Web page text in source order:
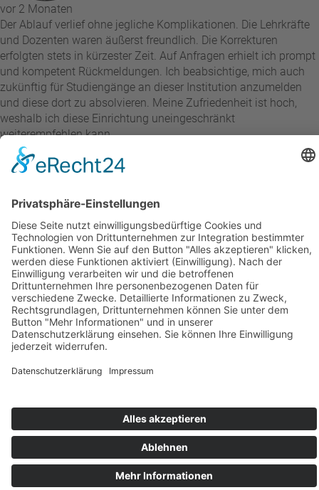
vor 2 Monaten
Der Ablauf verlief ohne jegliche Komplikationen. Die Lehrkräfte
und Dozenten waren äußerst freundlich. Die Korrekturen
erfolgten stets in kürzester Zeit. Auf Anfragen erhielt ich prompt
und kompetent Rückmeldungen. Ich beabsichtige, mich auch
zukünftig für Studiengänge an dieser Institution anzumelden
und diese dort zu absolvieren. Meine Zufriedenheit ist hoch,
weshalb ich diese Einrichtung uneingeschränkt
weiterempfehlen kann.
Ab Ab
Alle Bewertungen anzeigen
überprüft. Infos zu unserem Datenschutz:
weitere Informationen